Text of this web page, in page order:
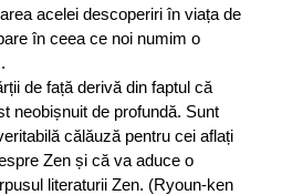
acelei descoperiri în viața de
în ceea ce noi numim o
de față derivă din faptul că
neobișnuit de profundă. Sunt
călăuză pentru cei aflați
Zen și că va aduce o
literaturii Zen. (Ryoun-ken